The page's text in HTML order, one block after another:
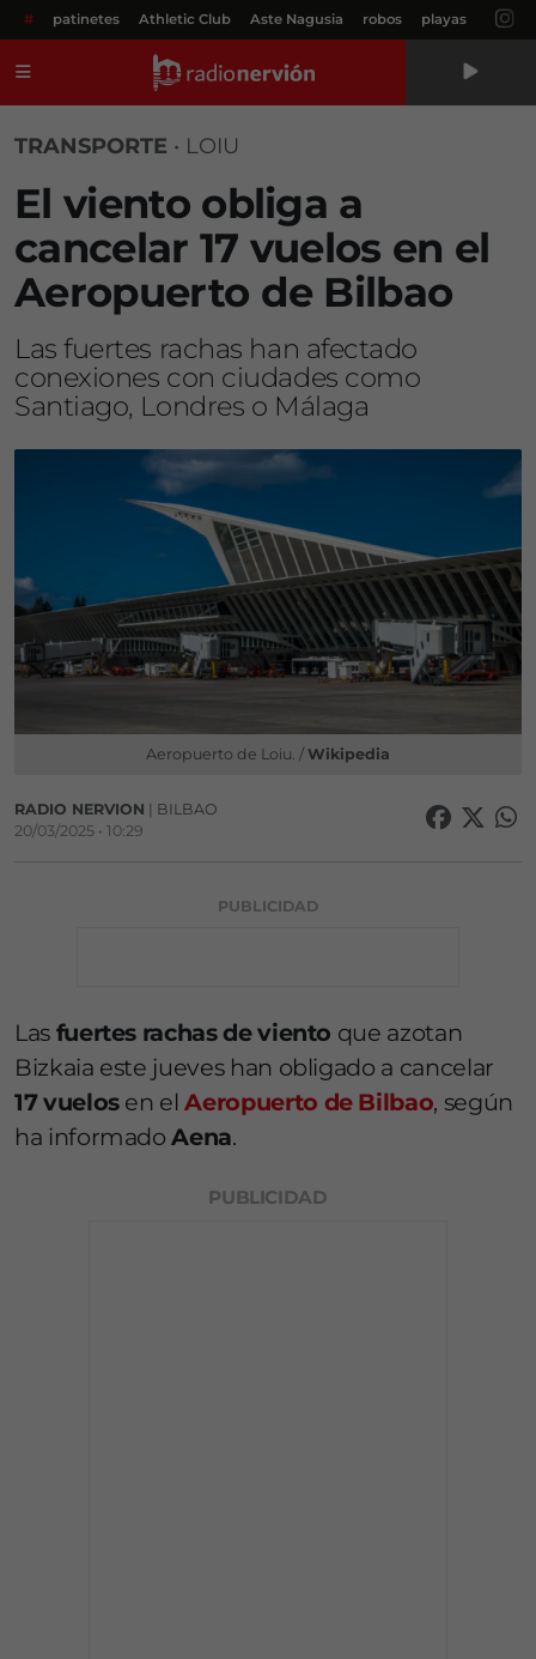
# patinetes Athletic Club Aste Nagusia robos playas
TRANSPORTE • LOIU
El viento obliga a
cancelar 17 vuelos en el
Aeropuerto de Bilbao
Las fuertes rachas han afectado
conexiones con ciudades como
Santiago, Londres o Málaga
Aeropuerto de Loiu. / Wikipedia
RADIO NERVION | BILBAO
20/03/2025 • 10:29
PUBLICIDAD
Las fuertes rachas de viento que azotan
Bizkaia este jueves han obligado a cancelar
17 vuelosen elAeropuerto de Bilbao, según
ha informadoAena.
PUBLICIDAD